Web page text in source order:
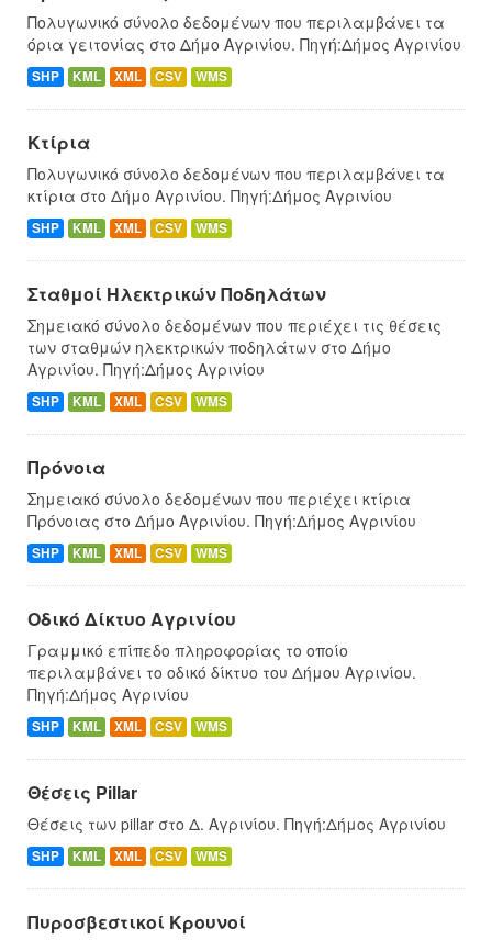
Πολυγωνικό σύνολο δεδομένων που περιλαμβάνει τα
όρια γειτονίας στο Δήμο Αγρινίου. Πηγή:Δήμος Αγρινίου
SHP KML XML CSV WMS
Κτίρια
Πολυγωνικό σύνολο δεδομένων που περιλαμβάνει τα
κτίρια στο Δήμο Αγρινίου. Πηγή:Δήμος Αγρινίου
SHP KML XML CSV WMS
Σταθμοί Ηλεκτρικών Ποδηλάτων
Σημειακό σύνολο δεδομένων που περιέχει τις θέσεις
των σταθμών ηλεκτρικών ποδηλάτων στο Δήμο
Αγρινίου. Πηγή:Δήμος Αγρινίου
SHP KML XML CSV WMS
Πρόνοια
Σημειακό σύνολο δεδομένων που περιέχει κτίρια
Πρόνοιας στο Δήμο Αγρινίου. Πηγή:Δήμος Αγρινίου
SHP KML XML CSV WMS
Οδικό Δίκτυο Αγρινίου
Γραμμικό επίπεδο πληροφορίας το οποίο
περιλαμβάνει το οδικό δίκτυο του Δήμου Αγρινίου.
Πηγή:Δήμος Αγρινίου
SHP KML XML CSV WMS
Θέσεις Pillar
Θέσεις των pillar στο Δ. Αγρινίου. Πηγή:Δήμος Αγρινίου
SHP KML XML CSV WMS
Πυροσβεστικοί Κρουνοί